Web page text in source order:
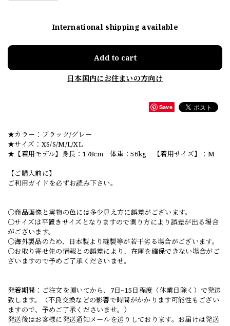
International shipping available
Add to cart
日本国内にお住まいの方向け
Save
★カラー：ブラック/グレー
★サイズ：XS/S/M/L/XL
★【着用モデル】身長：178cm 体重：56kg 【着用サイズ】：M
【ご購入前に】
ご利用ガイドを必ずお読み下さい。
○商品画像と実物の色には多少見え方に誤差がございます。
○サイズは平置きサイズとなりますので測り方により誤差が出る場合
がございます。
○海外製品のため、日本製より縫製等が若干劣る場合がございます。
○お取り寄せ先の情報との誤差により、在庫を確保できない場合がご
ざいますので予めご了承くださいませ。
発着期間：ご注文を頂いてから、7日~15日程度（休業日除く）で発送
致します。（不良交換などの影響で時間がかかります可能性もござい
ますので、予めご了承くださいませ。）
発送後はお客様に発送通知メールを送りしております。お届けは発送